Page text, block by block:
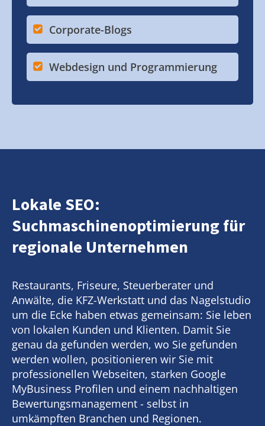
Corporate-Blogs
Webdesign und Programmierung
Lokale SEO:
Suchmaschinenoptimierung für
regionale Unternehmen
Restaurants, Friseure, Steuerberater und
Anwälte, die KFZ-Werkstatt und das Nagelstudio
um die Ecke haben etwas gemeinsam: Sie leben
von lokalen Kunden und Klienten. Damit Sie
genau da gefunden werden, wo Sie gefunden
werden wollen, positionieren wir Sie mit
professionellen Webseiten, starken Google
MyBusiness Profilen und einem nachhaltigen
Bewertungsmanagement - selbst in
umkämpften Branchen und Regionen.